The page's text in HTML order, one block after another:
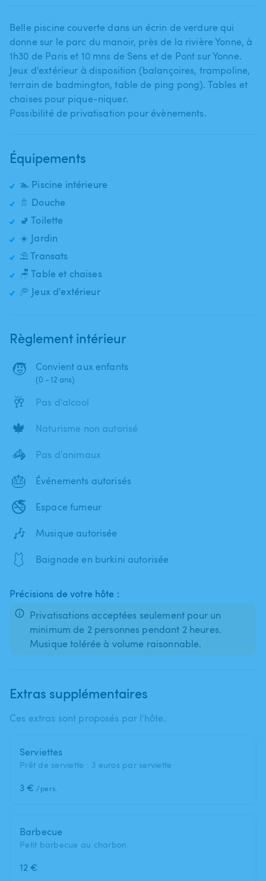
Belle piscine couverte dans un écrin de verdure qui
donne sur le parc du manoir​,​ près de la rivière Yonne​,​ à
1h30 de Paris et 10 mns de Sens et de Pont sur Yonne.
Jeux d'extérieur à disposition (balançoires​,​ trampoline​,​
terrain de badmington​,​ table de ping pong). Tables et
chaises pour pique-niquer.
Possibilité de privatisation pour évènements.
Équipements
🏊 Piscine intérieure
🚿 Douche
🚽 Toilette
☀️ Jardin
⛱️ Transats
🪑 Table et chaises
🥏 Jeux d'extérieur
Règlement intérieur
🧒 Convient aux enfants
(0 - 12 ans)
🥂 Pas d'alcool
🍁 Naturisme non autorisé
🦓 Pas d'animaux
🎂 Événements autorisés
🚭 Espace fumeur
🎶 Musique autorisée
🩱 Baignade en burkini autorisée
Précisions de votre hôte :
Privatisations acceptées seulement pour un
minimum de 2 personnes pendant 2 heures.
Musique tolérée à volume raisonnable.
Extras supplémentaires
Ces extras sont proposés par l'hôte.
Serviettes
Prêt de serviette : 3 euros par serviette
3 € /pers.
Barbecue
Petit barbecue au charbon.
12 €